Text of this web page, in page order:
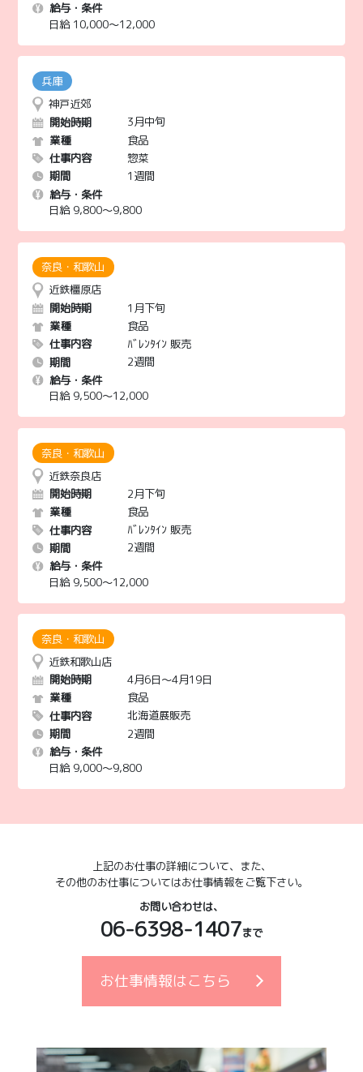
給与・条件
日給 10,000〜12,000
神戸近郊
開始時期
3月中旬
業種
食品
仕事内容
惣菜
期間
1週間
給与・条件
日給 9,800〜9,800
近鉄橿原店
開始時期
1月下旬
業種
食品
仕事内容
ﾊﾞﾚﾝﾀｲﾝ 販売
期間
2週間
給与・条件
日給 9,500〜12,000
近鉄奈良店
開始時期
2月下旬
業種
食品
仕事内容
ﾊﾞﾚﾝﾀｲﾝ 販売
期間
2週間
給与・条件
日給 9,500〜12,000
近鉄和歌山店
開始時期
4月6日～4月19日
業種
食品
仕事内容
北海道展販売
期間
2週間
給与・条件
日給 9,000〜9,800
上記のお仕事の詳細について、また、
その他のお仕事についてはお仕事情報をご覧下さい。
お問い合わせは、
06-6398-1407まで
お仕事情報はこちら